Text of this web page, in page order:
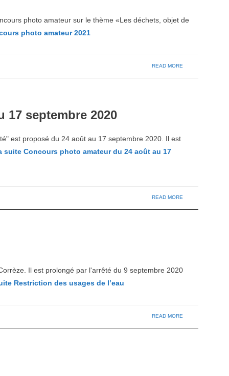
photo amateur sur le thème «Les déchets, objet de
photo amateur 2021
READ MORE
17 septembre 2020
est proposé du 24 août au 17 septembre 2020. Il est
suite Concours photo amateur du 24 août au 17
READ MORE
Il est prolongé par l'arrêté du 9 septembre 2020
Restriction des usages de l’eau
READ MORE